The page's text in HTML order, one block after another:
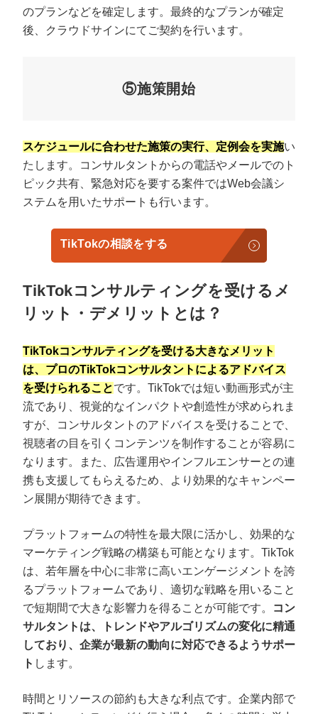
のプランなどを確定します。最終的なプランが確定
後、クラウドサインにてご契約を行います。
⑤施策開始
スケジュールに合わせた施策の実行、定例会を実施い
たします。コンサルタントからの電話やメールでのト
ピック共有、緊急対応を要する案件ではWeb会議シ
ステムを用いたサポートも行います。
TikTokの相談をする
TikTokコンサルティングを受けるメ
リット・デメリットとは？
TikTokコンサルティングを受ける大きなメリット
は、プロのTikTokコンサルタントによるアドバイス
を受けられることです。TikTokでは短い動画形式が主
流であり、視覚的なインパクトや創造性が求められま
すが、コンサルタントのアドバイスを受けることで、
視聴者の目を引くコンテンツを制作することが容易に
なります。また、広告運用やインフルエンサーとの連
携も支援してもらえるため、より効果的なキャンペー
ン展開が期待できます。
プラットフォームの特性を最大限に活かし、効果的な
マーケティング戦略の構築も可能となります。TikTok
は、若年層を中心に非常に高いエンゲージメントを誇
るプラットフォームであり、適切な戦略を用いること
で短期間で大きな影響力を得ることが可能です。
コン
サルタントは、トレンドやアルゴリズムの変化に精通
しており、企業が最新の動向に対応できるようサポー
ト します。
時間とリソースの節約も大きな利点です。企業内部で